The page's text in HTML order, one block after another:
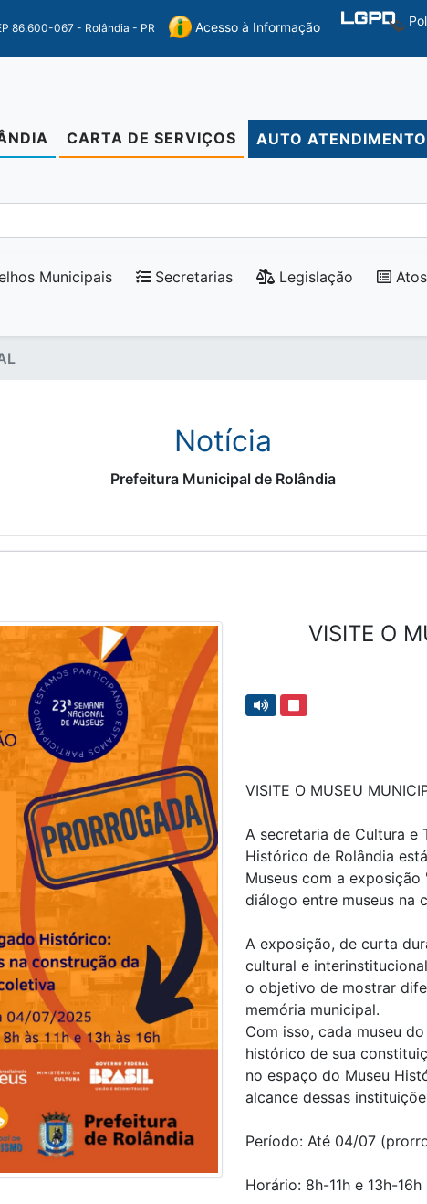
86.600-067 - Rolândia - PR Acesso à Informação
CARTA DE SERVIÇOS AUTO ATENDIMENTO
Municipais Secretarias Legislação
Notícia
Prefeitura Municipal de Rolândia
VISITE O
VISITE O MUSEU
A secretaria de Cultura e
Histórico de Rolândia
Museus com a
diálogo entre museus na
A exposição, de curta
cultural e
o objetivo de mostrar
memória municipal.
Com isso, cada museu
histórico de sua
no espaço do Museu
alcance dessas
Período: Até 04/07
Horário: 8h-11h e 13h-16h